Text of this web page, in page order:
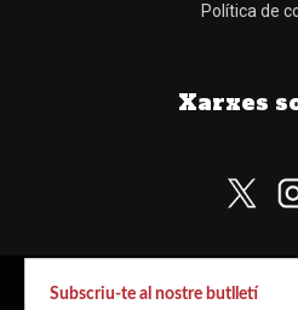
Política de
Xarxes
Aquest lloc web emmagatzema dades com
Subscriu-te al nostre butlletí